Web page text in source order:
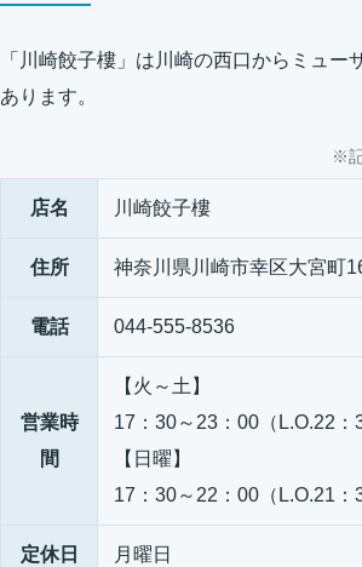
「川崎餃子樓」は川崎の西口からミュ
あります。
※
店名 川崎餃子樓
住所 神奈川県川崎市幸区大宮町
電話 044-555-8536
営業時
間
【火～土】
17：30～23：00（L.O.22：
【日曜】
17：30～22：00（L.O.21：
定休日 月曜日